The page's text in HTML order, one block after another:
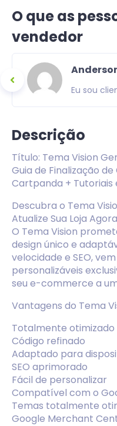
O que as
vendedor
Eu sou
Descrição
Título: Tema Vision
Guia de Finalização
Cartpanda + Tutoriais
Descubra o Tema
Atualize Sua Loja
O Tema Vision
design único e
velocidade e SEO,
personalizáveis
seu e-commerce a
Vantagens do Tema
Totalmente otimizado
Código refinado
Adaptado para
SEO aprimorado
Fácil de personalizar
Compatível com o
Temas totalmente
Google Merchant